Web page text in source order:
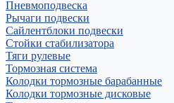
Пневмоподвеска
Рычаги подвески
Сайлентблоки подвески
Стойки стабилизатора
Тяги рулевые
Тормозная система
Колодки тормозные барабанные
Колодки тормозные дисковые